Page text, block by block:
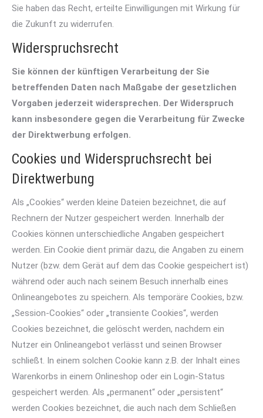
Sie haben das Recht, erteilte Einwilligungen mit Wirkung für
die Zukunft zu widerrufen.
Widerspruchsrecht
Sie können der künftigen Verarbeitung der Sie
betreffenden Daten nach Maßgabe der gesetzlichen
Vorgaben jederzeit widersprechen. Der Widerspruch
kann insbesondere gegen die Verarbeitung für Zwecke
der Direktwerbung erfolgen.
Cookies und Widerspruchsrecht bei
Direktwerbung
Als „Cookies“ werden kleine Dateien bezeichnet, die auf
Rechnern der Nutzer gespeichert werden. Innerhalb der
Cookies können unterschiedliche Angaben gespeichert
werden. Ein Cookie dient primär dazu, die Angaben zu einem
Nutzer (bzw. dem Gerät auf dem das Cookie gespeichert ist)
während oder auch nach seinem Besuch innerhalb eines
Onlineangebotes zu speichern. Als temporäre Cookies, bzw.
„Session-Cookies“ oder „transiente Cookies“, werden
Cookies bezeichnet, die gelöscht werden, nachdem ein
Nutzer ein Onlineangebot verlässt und seinen Browser
schließt. In einem solchen Cookie kann z.B. der Inhalt eines
Warenkorbs in einem Onlineshop oder ein Login-Status
gespeichert werden. Als „permanent“ oder „persistent“
werden Cookies bezeichnet, die auch nach dem Schließen